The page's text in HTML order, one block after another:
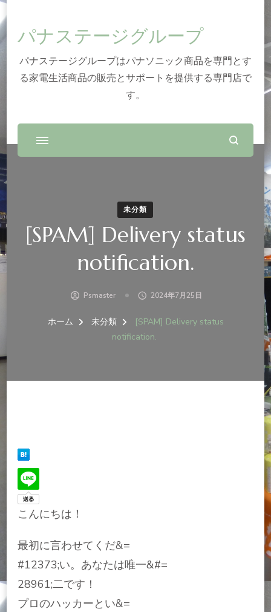
パナステージグループ
パナステージグループはパナソニック商品を専門とす
る家電生活商品の販売とサポートを提供する専門店で
す。
未分類
[SPAM] Delivery status
notification.
Psmaster 2024年7月25日
ホーム 未分類
[SPAM] Delivery status
notification.
こんにちは！
最初に言わせてくだ&=
#12373;い。あなたは唯一&#=
28961;二です！
プロのハッカーとい&=